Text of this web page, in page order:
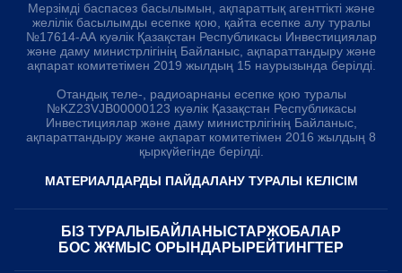
Мерзімді баспасөз басылымын, ақпараттық агенттікті және
желілік басылымды есепке қою, қайта есепке алу туралы
№17614-АА куәлік Қазақстан Республикасы Инвестициялар
және даму министрлігінің Байланыс, ақпараттандыру және
ақпарат комитетімен 2019 жылдың 15 наурызында берілді.
Отандық теле-, радиоарнаны есепке қою туралы
№KZ23VJB00000123 куәлік Қазақстан Республикасы
Инвестициялар және даму министрлігінің Байланыс,
ақпараттандыру және ақпарат комитетімен 2016 жылдың 8
қыркүйегінде берілді.
МАТЕРИАЛДАРДЫ ПАЙДАЛАНУ ТУРАЛЫ КЕЛІСІМ
БІЗ ТУРАЛЫ БАЙЛАНЫСТАРЖОБАЛАР
БОС ЖҰМЫС ОРЫНДАРЫ РЕЙТИНГТЕР